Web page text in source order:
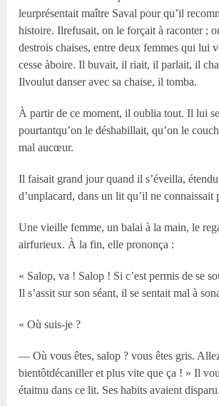
leurprésentait maître Saval pour qu’il
histoire. Ilrefusait, on le forçait à raconter ;
destrois chaises, entre deux femmes qui lui
cesse àboire. Il buvait, il riait, il parlait, il
Ilvoulut danser avec sa chaise, il tomba.
À partir de ce moment, il oublia tout. Il lui
pourtantqu’on le déshabillait, qu’on le
mal aucœur.
Il faisait grand jour quand il s’éveilla,
d’unplacard, dans un lit qu’il ne connaissait
Une vieille femme, un balai à la main, le
airfurieux. À la fin, elle prononça :
« Salop, va ! Salop ! Si c’est permis de se
Il s’assit sur son séant, il se sentait mal à
« Où suis-je ?
— Où vous êtes, salop ? vous êtes gris.
bientôtdécaniller et plus vite que ça ! » Il
étaitnu dans ce lit. Ses habits avaient